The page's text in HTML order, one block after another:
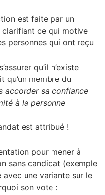
est faite par un
clarifiant ce qui motive
personnes qui ont reçu
qu’il n’existe
qu’un membre du
accorder sa confiance
à la personne
est attribué !
pour mener à
sans candidat (exemple
avec une variante sur le
son vote :